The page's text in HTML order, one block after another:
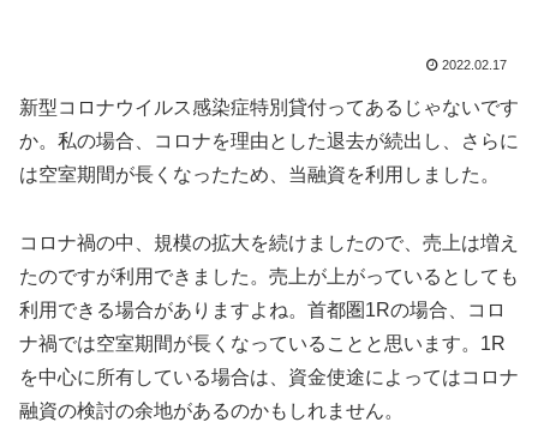
2022.02.17
新型コロナウイルス感染症特別貸付ってあるじゃないです
か。私の場合、コロナを理由とした退去が続出し、さらに
は空室期間が長くなったため、当融資を利用しました。
コロナ禍の中、規模の拡大を続けましたので、売上は増え
たのですが利用できました。売上が上がっているとしても
利用できる場合がありますよね。首都圏1Rの場合、コロ
ナ禍では空室期間が長くなっていることと思います。1R
を中心に所有している場合は、資金使途によってはコロナ
融資の検討の余地があるのかもしれません。